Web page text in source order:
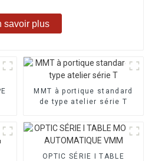
savoir plus
MMT à portique standard
de type atelier série T
OPTIC SÉRIE I TABLE